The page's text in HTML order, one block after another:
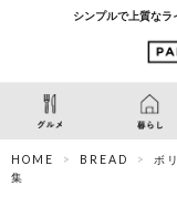
シンプルで上質なラ
HOME BREAD
ボ
集